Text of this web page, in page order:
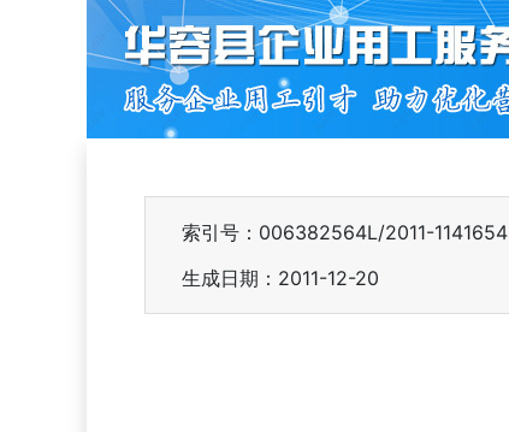
索引号：006382564L/2011-1141654
生成日期：2011-12-20